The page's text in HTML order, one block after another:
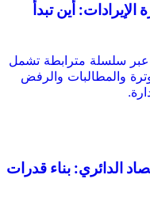
أين تبدأ
عبر سلسلة مترابطة تشمل
والمطالبات والرفض
الدائري: بناء قدرات